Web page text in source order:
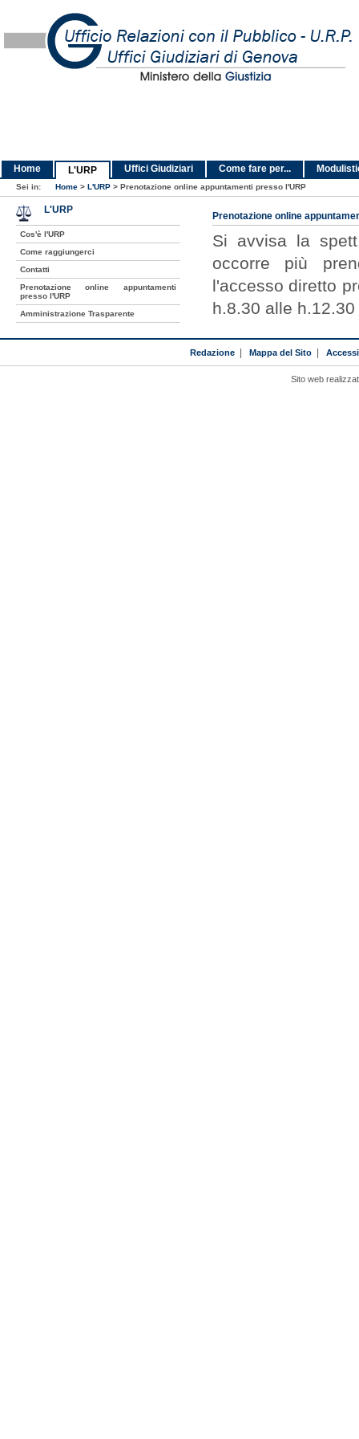
Home L'URP Uffici Giudiziari Come fare per...
Sei in: Home > L'URP > Prenotazione online appuntamenti presso l'URP
Prenotazione online
Si avvisa la
occorre più
l'accesso diretto
h.8.30 alle h.12.30
L'URP
Cos'è l'URP
Come raggiungerci
Contatti
Prenotazione online appuntamenti
presso l'URP
Amministrazione Trasparente
Redazione| Mappa del Sito|
Sito web